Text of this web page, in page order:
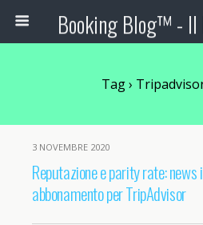
Tag ›
3 NOVEMBRE 2020
Reputazione e parity rate: news
abbonamento per TripAdvisor